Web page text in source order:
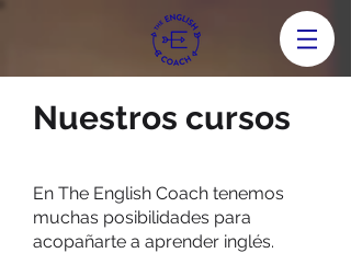
Nuestros cursos
En The English Coach tenemos
muchas posibilidades para
acopañarte a aprender inglés.